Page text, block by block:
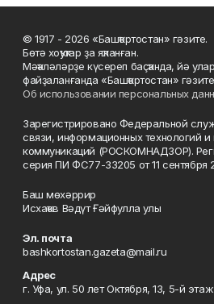
© 1917 - 2026 «Башҡортостан» гәзите.
Бөтә хоҡуҡтар ҙа яҡланған.
Мәҡәләләрҙе күсереп баҫҡанда, йә
файҙаланғанда «Башҡортостан»
Об использовании персональных
Зарегистрировано Федеральной
связи, информационных технологий
коммуникаций (РОСКОМНАДЗОР).
серия ПИ ФС77-33205 от 11 сентября
Баш мөхәррир
Исхаҡов Вәдүт Ғәйфулла улы
Эл. почта
bashkortostan.gazeta@mail.ru
Адрес
г. Уфа, ул. 50 лет Октября, 13, 5-й этаж